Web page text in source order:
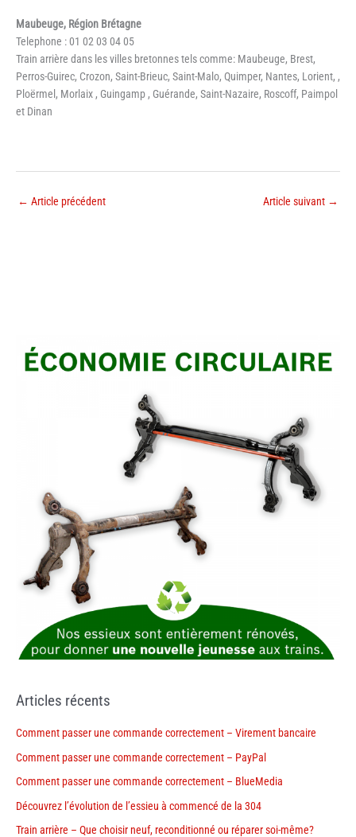
Maubeuge, Région Brétagne
Telephone : 01 02 03 04 05
Train arrière dans les villes bretonnes tels comme: Maubeuge, Brest,
Perros-Guirec, Crozon, Saint-Brieuc, Saint-Malo, Quimper, Nantes, Lorient, ,
Ploërmel, Morlaix , Guingamp , Guérande, Saint-Nazaire, Roscoff, Paimpol
et Dinan
← Article précédent Article suivant →
Articles récents
Comment passer une commande correctement – Virement bancaire
Comment passer une commande correctement – PayPal
Comment passer une commande correctement – BlueMedia
Découvrez l’évolution de l’essieu à commencé de la 304
Train arrière – Que choisir neuf, reconditionné ou réparer soi-même?